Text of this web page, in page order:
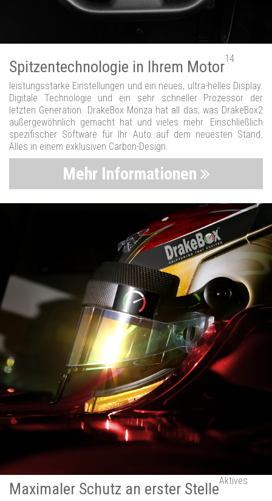
Spitzentechnologie in Ihrem Motor14
leistungsstarke Einstellungen und ein neues, ultra-helles Display.
Digitale Technologie und ein sehr schneller Prozessor der
letzten Generation. DrakeBox Monza hat all das, was DrakeBox2
außergewöhnlich gemacht hat und vieles mehr. Einschließlich
spezifischer Software für Ihr Auto auf dem neuesten Stand.
Alles in einem exklusiven Carbon-Design.
Mehr Informationen
Maximaler Schutz an erster StelleAktives